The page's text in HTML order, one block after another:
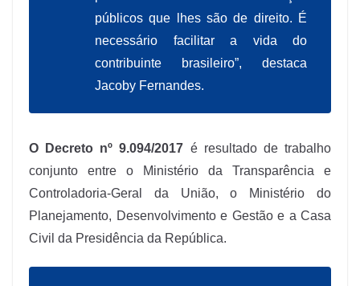
públicos que lhes são de direito. É
necessário facilitar a vida do
contribuinte brasileiro”, destaca
Jacoby Fernandes.
O Decreto nº 9.094/2017 é resultado de trabalho
conjunto entre o Ministério da Transparência e
Controladoria-Geral da União, o Ministério do
Planejamento, Desenvolvimento e Gestão e a Casa
Civil da Presidência da República.